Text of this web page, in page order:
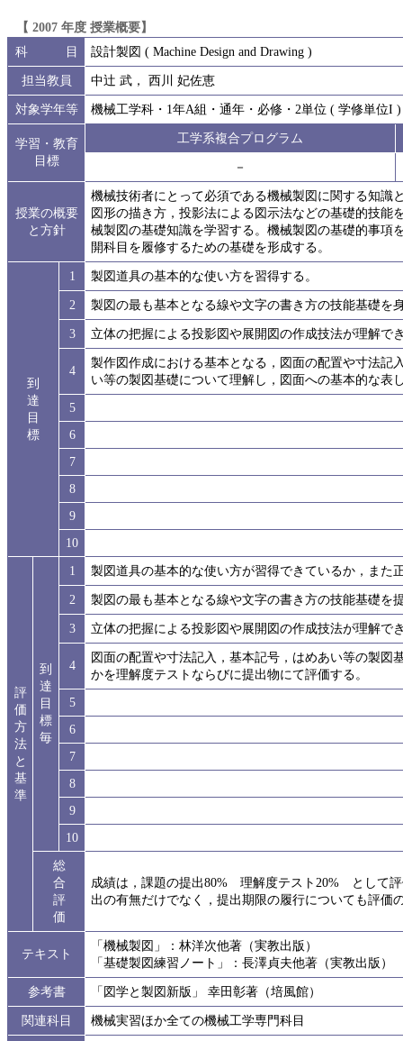
【 2007 年度 授業概要】
科 目
設計製図 ( Machine Design and Drawing )
担当教員
中辻 武， 西川 妃佐恵
対象学年等
機械工学科・1年A組・通年・必修・2単位 ( 学修単位I )
学習・教育
目標
工学系複合プログラム
－
授業の概要
と方針
機械技術者にとって必須である機械製図に関する知識
図形の描き方，投影法による図示法などの基礎的技
械製図の基礎知識を学習する。機械製図の基礎的事項
開科目を履修するための基礎を形成する。
到
達
目
標
1
製図道具の基本的な使い方を習得する。
2
製図の最も基本となる線や文字の書き方の技能基礎を
3
立体の把握による投影図や展開図の作成技法が理解で
4
製作図作成における基本となる，図面の配置や寸法記
い等の製図基礎について理解し，図面への基本的な表
5
6
7
8
9
10
評
価
方
法
と
基
準
到
達
目
標
毎
1
製図道具の基本的な使い方が習得できているか，また
2
製図の最も基本となる線や文字の書き方の技能基礎を
3
立体の把握による投影図や展開図の作成技法が理解で
4
図面の配置や寸法記入，基本記号，はめあい等の製
かを理解度テストならびに提出物にて評価する。
5
6
7
8
9
10
総
合
評
価
成績は，課題の提出80% 理解度テスト20% として
出の有無だけでなく，提出期限の履行についても評価
テキスト
「機械製図」：林洋次他著（実教出版）
「基礎製図練習ノート」：長澤貞夫他著（実教出版）
参考書
「図学と製図新版」 幸田彰著（培風館）
関連科目
機械実習ほか全ての機械工学専門科目